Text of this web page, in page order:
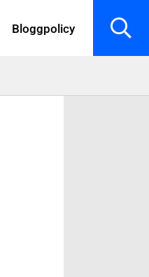
Bloggpolicy